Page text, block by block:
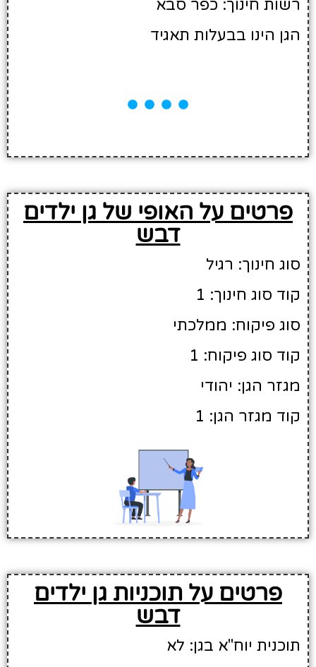
רשות חינוך: כפר סבא
הגן הינו בבעלות תאגיד
פרטים על האופי של גן ילדים
דבש
סוג חינוך: רגיל
קוד סוג חינוך: 1
סוג פיקוח: ממלכתי
קוד סוג פיקוח: 1
מגזר הגן: יהודי
קוד מגזר הגן: 1
פרטים על תוכניות גן ילדים
דבש
תוכנית יוח"א בגן: לא